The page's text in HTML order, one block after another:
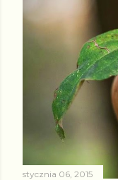
stycznia 06, 2015